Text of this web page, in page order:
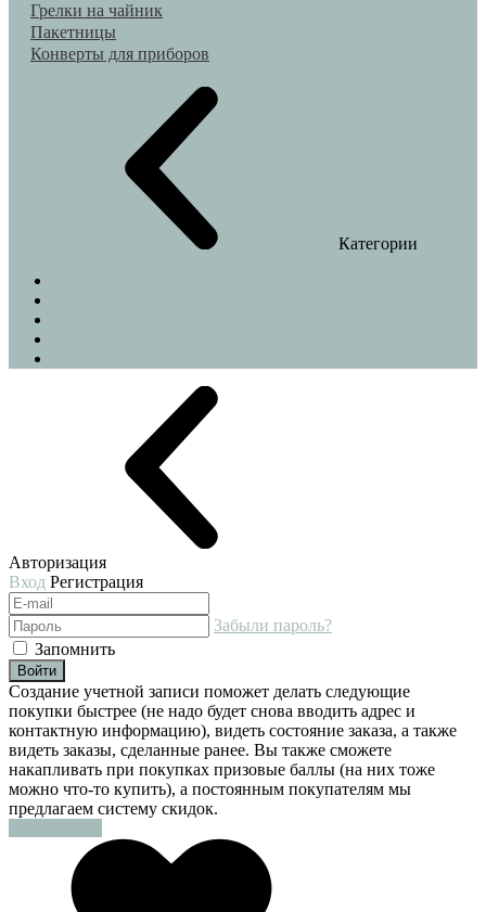
Грелки на чайник
Пакетницы
Конверты для приборов
Категории
Авторизация
Вход Регистрация
Забыли пароль?
Запомнить
Войти
Создание учетной записи поможет делать следующие
покупки быстрее (не надо будет снова вводить адрес и
контактную информацию), видеть состояние заказа, а также
видеть заказы, сделанные ранее. Вы также сможете
накапливать при покупках призовые баллы (на них тоже
можно что-то купить), а постоянным покупателям мы
предлагаем систему скидок.